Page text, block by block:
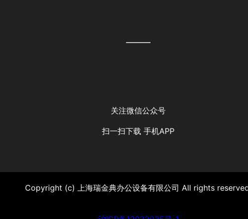
关注微信公众号
扫一扫下载 手机APP
Copyright (c) 上海瑞金典办公设备有限公司 All rights